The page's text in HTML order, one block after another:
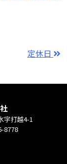
定休日
字打越4-1
8778